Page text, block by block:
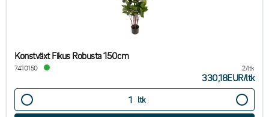
Konstväxt Fikus Robusta 150cm
7410150 2/ltk
330,18EUR/ltk
ltk